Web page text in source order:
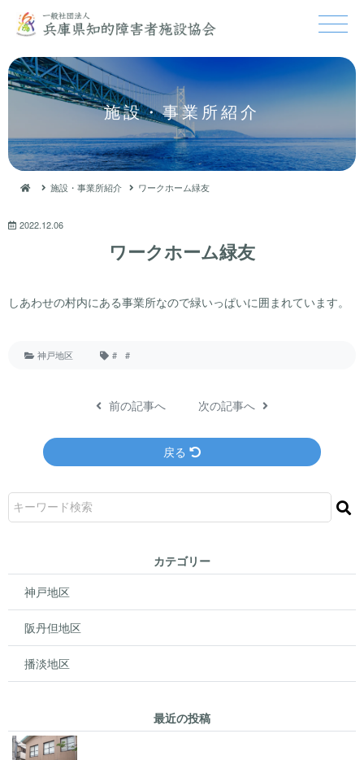
施設・事業所紹介
施設・事業所紹介 ワークホーム緑友
2022.12.06
ワークホーム緑友
しあわせの村内にある事業所なので緑いっぱいに囲まれています。
神戸地区 # #
前の記事へ 次の記事へ
戻る
カテゴリー
神戸地区
阪丹但地区
播淡地区
最近の投稿